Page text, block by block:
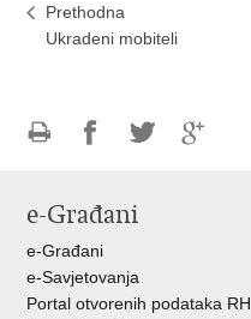
Prethodna
Ukradeni mobiteli
FacebookuTwitteru
e-Građani
e-Građani
e-Savjetovanja
Portal otvorenih podataka RH